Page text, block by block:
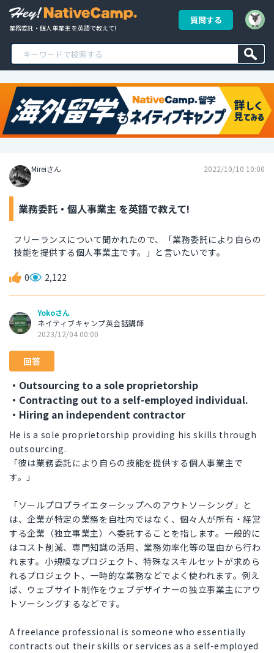
業務委託・個人事業主 を英語で教えて!
質問する
Mireiさん 2022/10/10 10:00
業務委託・個人事業主 を英語で教えて!
フリーランスについて聞かれたので、「業務委託により自らの
技能を提供する個人事業主です。」と言いたいです。
0 2,122
Yokoさん
ネイティブキャンプ英会話講師
2023/12/04 00:00
回答
・Outsourcing to a sole proprietorship
・Contracting out to a self-employed individual.
・Hiring an independent contractor
He is a sole proprietorship providing his skills through
outsourcing.
「彼は業務委託により自らの技能を提供する個人事業主で
す。」
「ソールプロプライエターシップへのアウトソーシング」と
は、企業が特定の業務を自社内ではなく、個々人が所有・経営
する企業（独立事業主）へ委託することを指します。一般的に
はコスト削減、専門知識の活用、業務効率化等の理由から行わ
れます。小規模なプロジェクト、特殊なスキルセットが求めら
れるプロジェクト、一時的な業務などでよく使われます。例え
ば、ウェブサイト制作をウェブデザイナーの独立事業主にアウ
トソーシングするなどです。
A freelance professional is someone who essentially
contracts out their skills or services as a self-employed